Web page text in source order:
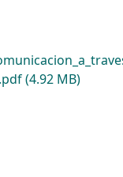
(4.92 MB)